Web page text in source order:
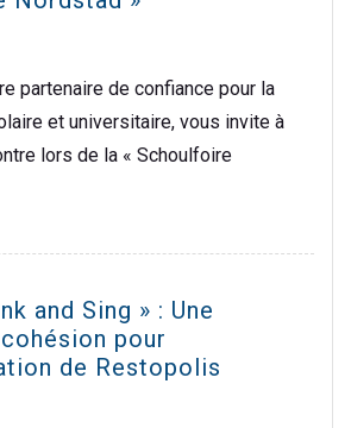
partenaire de confiance pour la
et universitaire, vous invite à
lors de la « Schoulfoire
and Sing » : Une
pour
de Restopolis